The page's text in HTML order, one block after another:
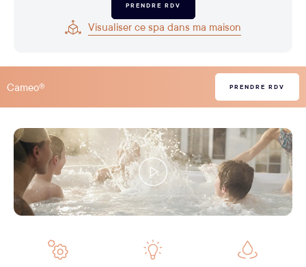
PRENDRE RDV
Visualiser ce spa dans ma maison
Cameo® PRENDRE RDV